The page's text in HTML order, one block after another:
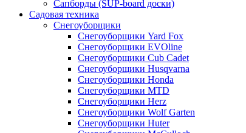
Сапборды (SUP-board доски)
Садовая техника
Снегоуборщики
Снегоуборщики Yard Fox
Снегоуборщики EVOline
Снегоуборщики Cub Cadet
Снегоуборщики Husqvarna
Снегоуборщики Honda
Снегоуборщики MTD
Снегоуборщики Herz
Снегоуборщики Wolf Garten
Снегоуборщики Huter